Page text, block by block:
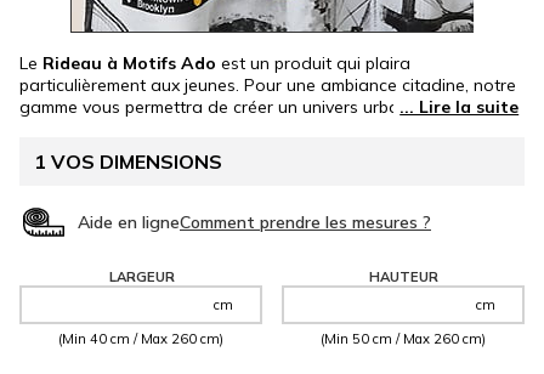
Le Rideau à Motifs Ado est un produit qui plaira
particulièrement aux jeunes. Pour une ambiance citadine, notre
gamme vous permettra de créer un univers urbain autour de
Réalisé entièrement selon vos mesures, il s'adaptera à toutes
vos fenêtres.Rideaux intérieurs
1 VOS DIMENSIONS
Aide en ligne
LARGEUR
cm
(Min 40 cm / Max 260 cm)
HAUTEUR
cm
(Min 50 cm / Max 260 cm)